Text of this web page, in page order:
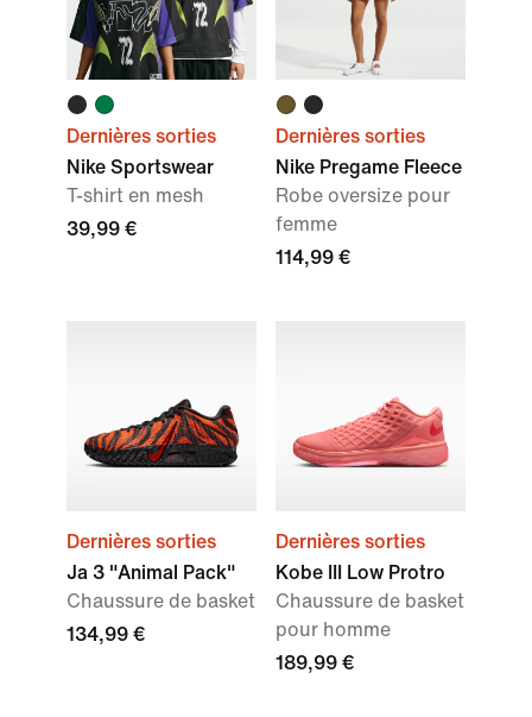
Dernières sorties
Nike Sportswear
T-shirt en mesh
39,99 €
Dernières sorties
Nike Pregame Fleece
Robe oversize pour
femme
114,99 €
Dernières sorties
Ja 3 "Animal Pack"
Chaussure de basket
134,99 €
Dernières sorties
Kobe III Low Protro
Chaussure de basket
pour homme
189,99 €